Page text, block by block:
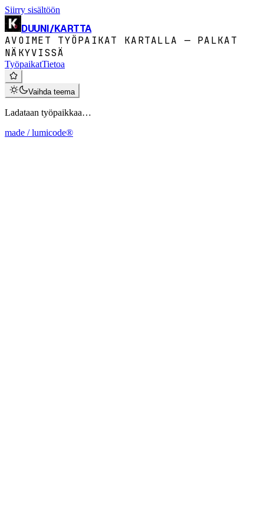
Siirry sisältöön
DUUNI/KARTTA
AVOIMET TYÖPAIKAT KARTALLA — PALKAT
NÄKYVISSÄ
TyöpaikatTietoa
Vaihda teema
Ladataan työpaikkaa…
made / lumicode®